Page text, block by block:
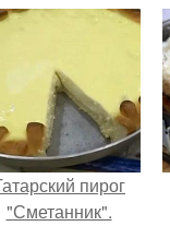
пирог
"Сметанник".